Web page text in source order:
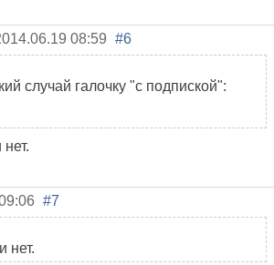
08:59 #6
случай галочку "с подпиской":
#7
нет.